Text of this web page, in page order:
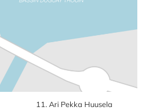
Ari Pekka Huusela